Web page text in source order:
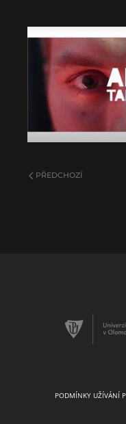
PŘEDCHOZÍ
PODMÍNKY UŽÍVÁNÍ